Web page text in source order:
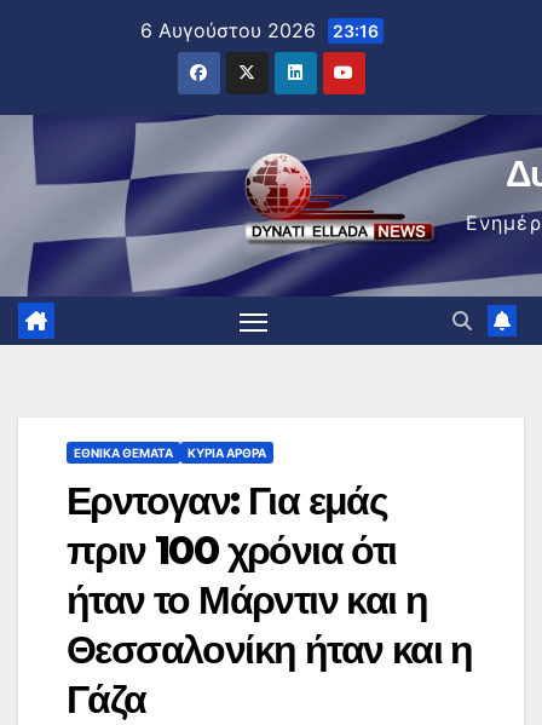
6 Αυγούστου 2026 23:16
ΕΘΝΙΚΆ ΘΈΜΑΤΑ ΚΥΡΙΑ ΑΡΘΡΑ
Ερντογαν: Για εμάς
πριν 100 χρόνια ότι
ήταν το Μάρντιν και η
Θεσσαλονίκη ήταν και η
Γάζα